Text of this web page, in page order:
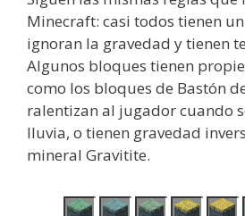
Minecraft: casi todos tienen
ignoran la gravedad y tienen
Algunos bloques tienen
como los bloques de Bastón
ralentizan al jugador cuando
lluvia, o tienen gravedad
mineral Gravitite.